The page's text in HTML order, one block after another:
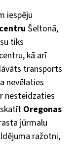
iespēju
Šeltonā,
tiks
kā arī
transports
nevēlaties
nesteidzaties
Oregonas
jūrmalu
ražotni,